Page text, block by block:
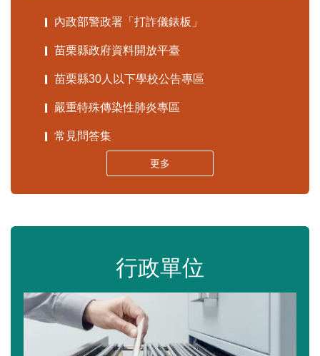
內政部警政署「打詐儀錶板」
苗栗縣政府資料開放平臺
苗栗縣30人以下學校公告專區
嚴重特殊傳染性肺炎專區
常見問答集
更多
行政單位